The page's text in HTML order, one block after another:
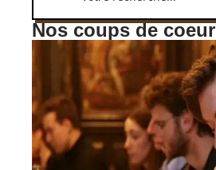
Nos coups de coeur